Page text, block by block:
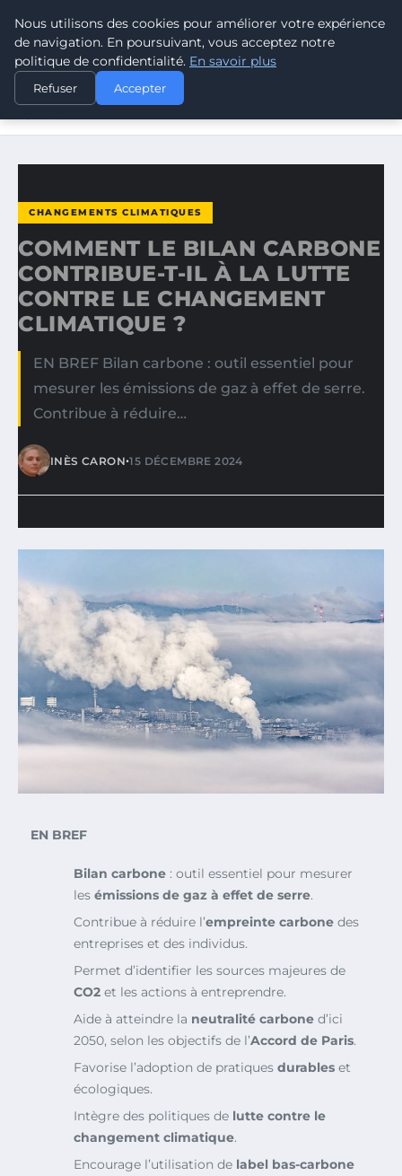
CLIMATE GUARDIAN
ACCUEIL
CHANGEMENTS CLIMATIQUES
COMMENT LE BILAN CARBONE CONTRIBUE-T-IL À LA
CHANGEMENTS CLIMATIQUES
COMMENT LE BILAN CARBONE
CONTRIBUE-T-IL À LA LUTTE
CONTRE LE CHANGEMENT
CLIMATIQUE ?
EN BREF Bilan carbone : outil essentiel pour
mesurer les émissions de gaz à effet de serre.
Contribue à réduire…
INÈS CARON•15 DÉCEMBRE 2024
EN BREF
Bilan carbone : outil essentiel pour mesurer
les émissions de gaz à effet de serre.
Contribue à réduire l’empreinte carbone des
entreprises et des individus.
Permet d’identifier les sources majeures de
CO2 et les actions à entreprendre.
Aide à atteindre la neutralité carbone d’ici
2050, selon les objectifs de l’Accord de Paris.
Favorise l’adoption de pratiques durables et
écologiques.
Intègre des politiques de lutte contre le
changement climatique.
Encourage l’utilisation de label bas-carbone
Nous utilisons des cookies pour améliorer votre expérience
de navigation. En poursuivant, vous acceptez notre
politique de confidentialité. En savoir plus
Refuser Accepter